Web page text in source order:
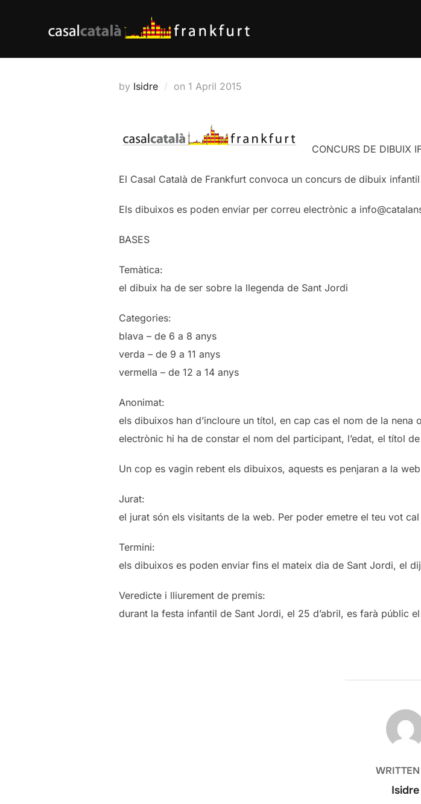
by Isidre on Posted
1 April 2015
CONCURS DE DIBUIX
El Casal Català de Frankfurt convoca un concurs de dibuix
Els dibuixos es poden enviar per correu electrònic a
BASES
Temàtica:
el dibuix ha de ser sobre la llegenda de Sant Jordi
Categories:
blava – de 6 a 8 anys
verda – de 9 a 11 anys
vermella – de 12 a 14 anys
Anonimat:
els dibuixos han d’incloure un títol, en cap cas el nom de la nena
electrònic hi ha de constar el nom del participant, l’edat, el títol
Un cop es vagin rebent els dibuixos, aquests es penjaran a la
Jurat:
el jurat són els visitants de la web. Per poder emetre el teu vot
Termini:
els dibuixos es poden enviar fins el mateix dia de Sant Jordi, el
Veredicte i lliurement de premis:
durant la festa infantil de Sant Jordi, el 25 d’abril, es farà públic
POST
Isidre